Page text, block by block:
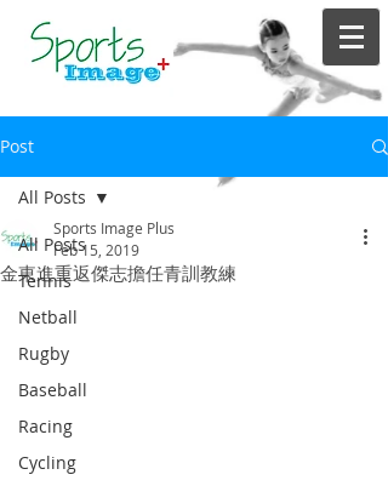
Post
All Posts
Tennis
Netball
Rugby
Baseball
Racing
Cycling
All Posts
金東進重返傑志擔任青訓教練
Sports Image Plus
Feb 15, 2019